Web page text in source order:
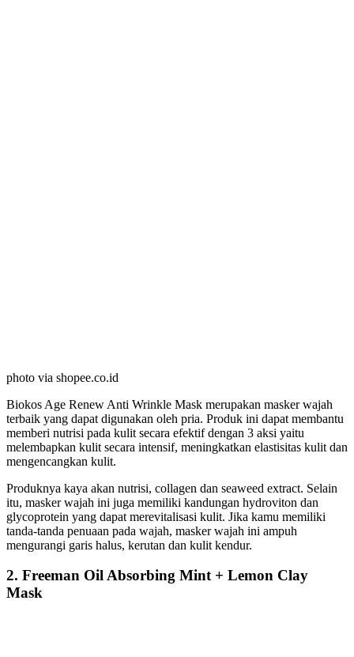
photo via shopee.co.id
Biokos Age Renew Anti Wrinkle Mask merupakan masker wajah
terbaik yang dapat digunakan oleh pria. Produk ini dapat membantu
memberi nutrisi pada kulit secara efektif dengan 3 aksi yaitu
melembapkan kulit secara intensif, meningkatkan elastisitas kulit dan
mengencangkan kulit.
Produknya kaya akan nutrisi, collagen dan seaweed extract. Selain
itu, masker wajah ini juga memiliki kandungan hydroviton dan
glycoprotein yang dapat merevitalisasi kulit. Jika kamu memiliki
tanda-tanda penuaan pada wajah, masker wajah ini ampuh
mengurangi garis halus, kerutan dan kulit kendur.
2. Freeman Oil Absorbing Mint + Lemon Clay
Mask